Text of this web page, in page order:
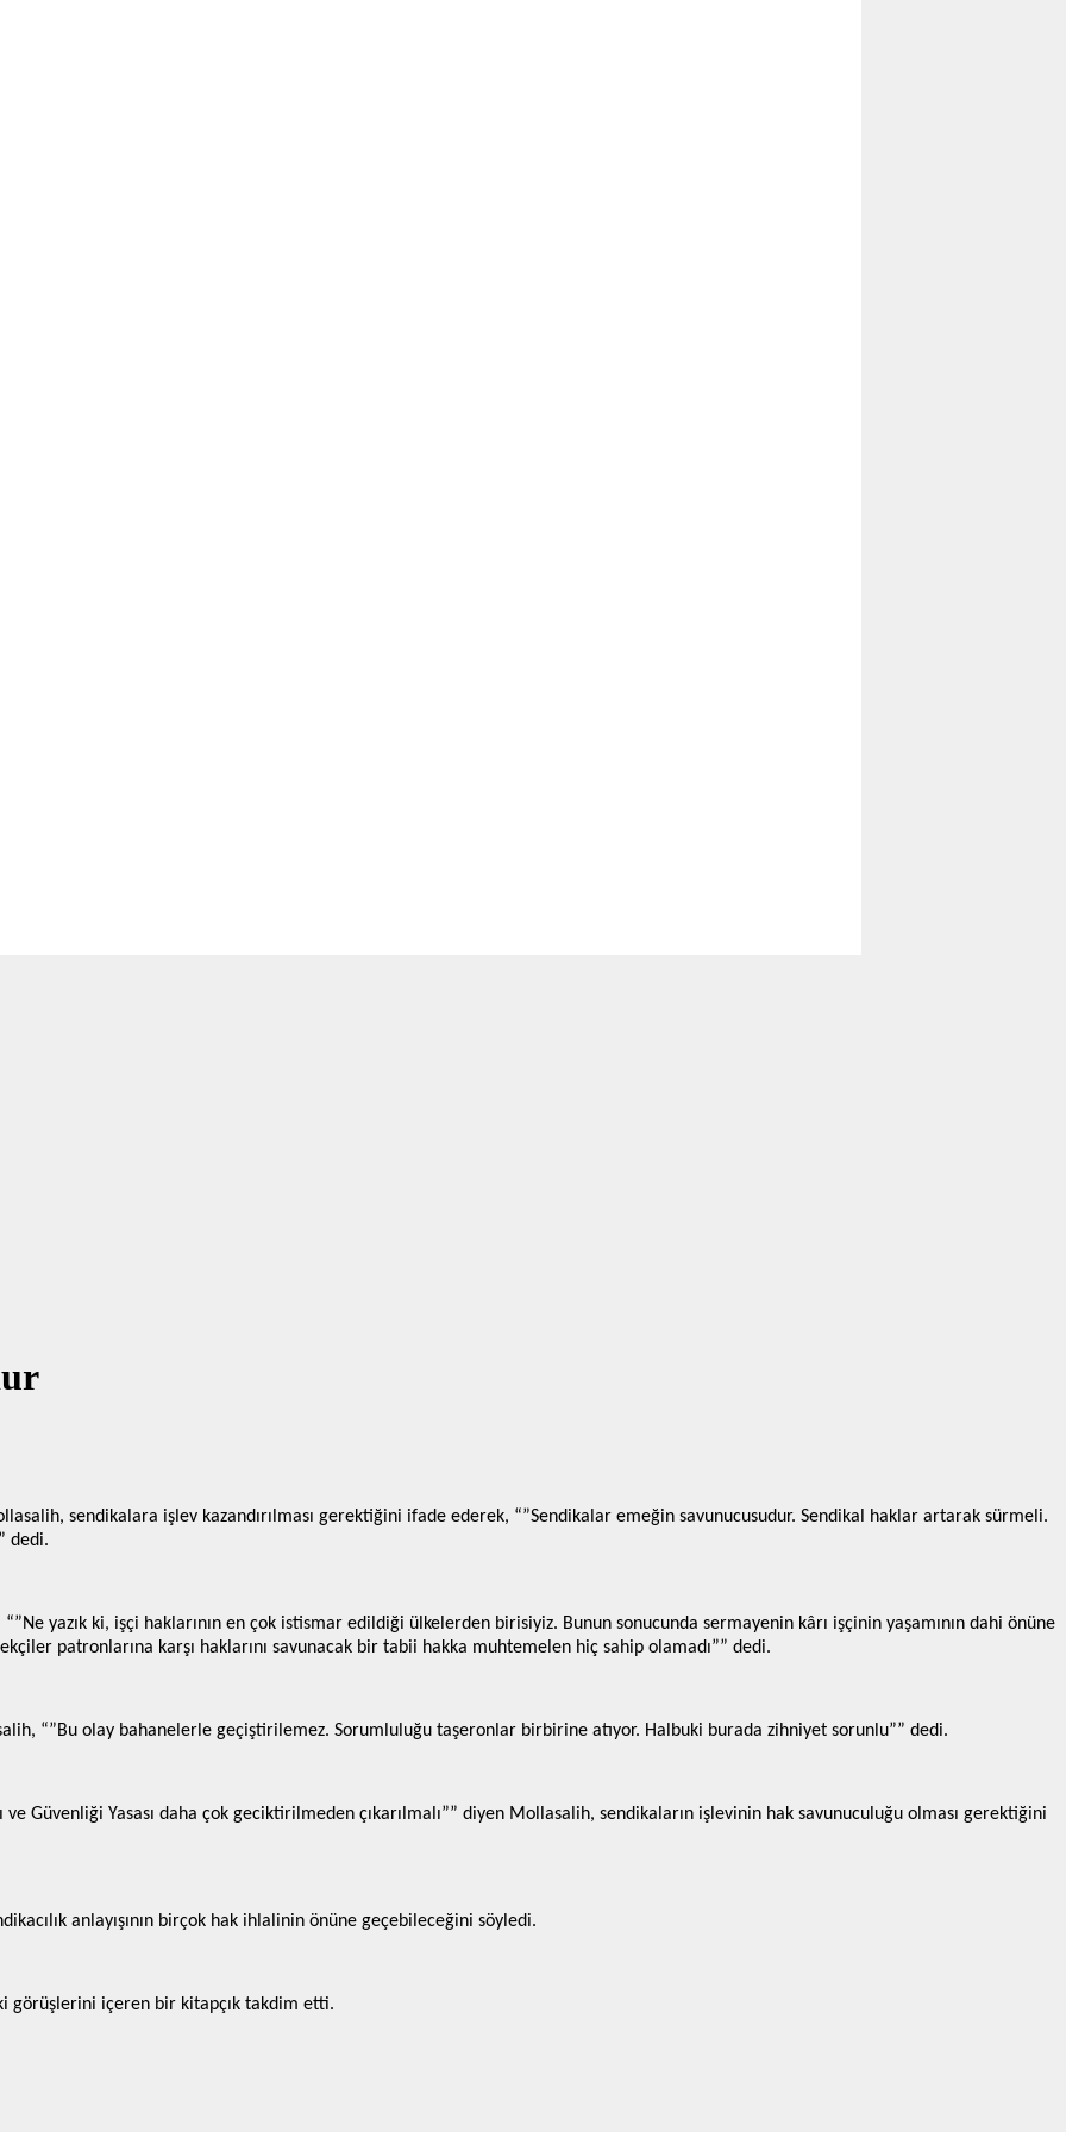
sendikalara işlev kazandırılması gerektiğini ifade ederek, “”Sendikalar emeğin savunucusudur. Sendikal haklar artarak sürmeli.
dedi.
yazık ki, işçi haklarının en çok istismar edildiği ülkelerden birisiyiz. Bunun sonucunda sermayenin kârı işçinin yaşamının dahi önüne
patronlarına karşı haklarını savunacak bir tabii hakka muhtemelen hiç sahip olamadı”” dedi.
“”Bu olay bahanelerle geçiştirilemez. Sorumluluğu taşeronlar birbirine atıyor. Halbuki burada zihniyet sorunlu”” dedi.
ve Güvenliği Yasası daha çok geciktirilmeden çıkarılmalı”” diyen Mollasalih, sendikaların işlevinin hak savunuculuğu olması gerektiğini
anlayışının birçok hak ihlalinin önüne geçebileceğini söyledi.
görüşlerini içeren bir kitapçık takdim etti.